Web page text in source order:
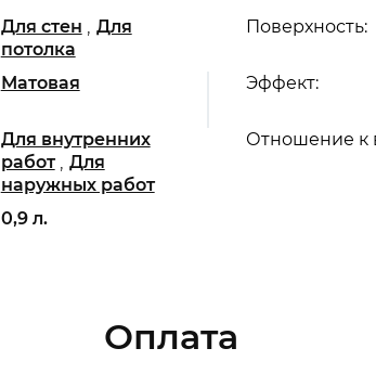
Для стен , Для
потолка
Поверхность:
Матовая Эффект:
Для внутренних
работ , Для
наружных работ
Отношение к
0,9 л.
Оплата